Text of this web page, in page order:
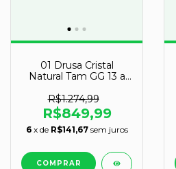
01 Drusa Cristal
Natural Tam GG 13 a
R$1.274,99
R$849,99
6 x de R$141,67 sem juros